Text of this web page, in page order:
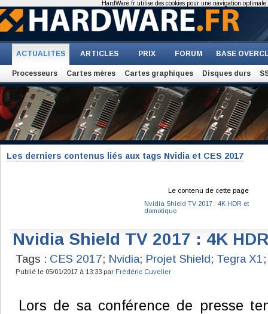
ACTUALITES ARTICLES PRIX FORUM BASE
Processeurs Cartes mères Cartes graphiques Disques durs
Les derniers contenus liés aux tags Nvidia et CES 2017
Le contenu de cette page
Nvidia Shield TV 2017 : 4K HDR et
domotique
Nvidia Shield TV 2017 : 4K
Tags : CES 2017; Nvidia; Projet Shield; Tegra X1;
Publié le 05/01/2017 à 13:33 par Frédéric Cuvelier
Lors de sa conférence de presse
HardWare.fr utilise des cookies pour une navigation